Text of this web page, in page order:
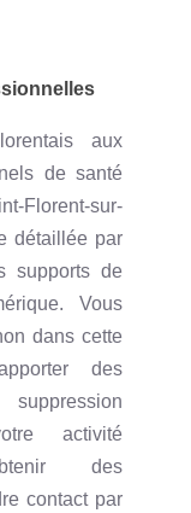
aux
de santé
Florent-sur-
détaillée par
supports de
Vous
dans cette
des
activité
des
contact par